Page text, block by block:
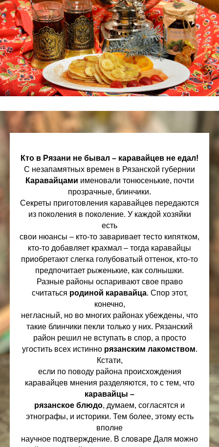
Кто в Рязани не бывал – каравайцев не едал!
С незапамятных времен в Рязанской губернии
Каравайцами именовали тонюсенькие, почти
прозрачные, блинчики.
Секреты приготовления каравайцев передаются
из поколения в поколение. У каждой хозяйки
есть
свои нюансы – кто-то заваривает тесто кипятком,
кто-то добавляет крахмал – тогда каравайцы
приобретают слегка голубоватый оттенок, кто-то
предпочитает рыженькие, как солнышки.
Разные районы оспаривают свое право
считаться родиной каравайца. Спор этот,
конечно,
негласный, но во многих районах убеждены, что
такие блинчики пекли только у них. Рязанский
район решил не вступать в спор, а просто
угостить всех истиннорязанским лакомством.
Кстати,
если по поводу района происхождения
каравайцев мнения разделяются, то с тем, что
каравайцы –
рязанское блюдо, думаем, согласятся и
этнографы, и историки. Тем более, этому есть
вполне
научное подтверждение. В словаре Даля можно